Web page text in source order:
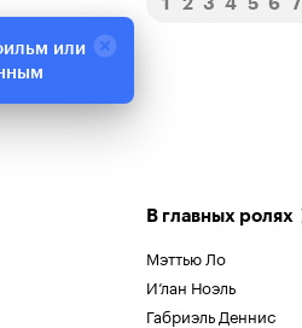
7.0
В главных ролях
Мэттью Ло
И’лан Ноэль
Габриэль Деннис
или